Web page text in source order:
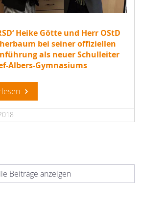
Heike Götte und Herr OStD
bei seiner offiziellen
als neuer Schulleiter
Albers-Gymnasiums
Beiträge anzeigen